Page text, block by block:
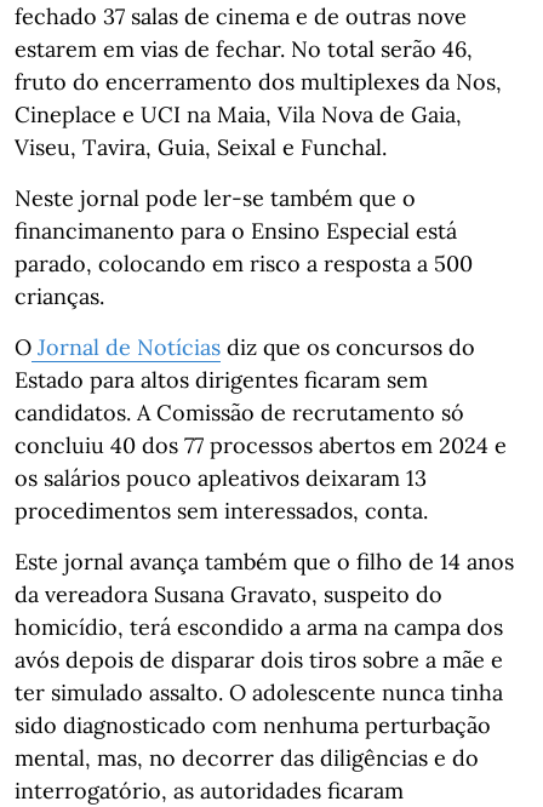
fechado 37 salas de cinema e de outras nove
estarem em vias de fechar. No total serão 46,
fruto do encerramento dos multiplexes da Nos,
Cineplace e UCI na Maia, Vila Nova de Gaia,
Viseu, Tavira, Guia, Seixal e Funchal.
Neste jornal pode ler-se também que o
financimanento para o Ensino Especial está
parado, colocando em risco a resposta a 500
crianças.
O Jornal de Notícias diz que os concursos do
Estado para altos dirigentes ficaram sem
candidatos. A Comissão de recrutamento só
concluiu 40 dos 77 processos abertos em 2024 e
os salários pouco apleativos deixaram 13
procedimentos sem interessados, conta.
Este jornal avança também que o filho de 14 anos
da vereadora Susana Gravato, suspeito do
homicídio, terá escondido a arma na campa dos
avós depois de disparar dois tiros sobre a mãe e
ter simulado assalto. O adolescente nunca tinha
sido diagnosticado com nenhuma perturbação
mental, mas, no decorrer das diligências e do
interrogatório, as autoridades ficaram